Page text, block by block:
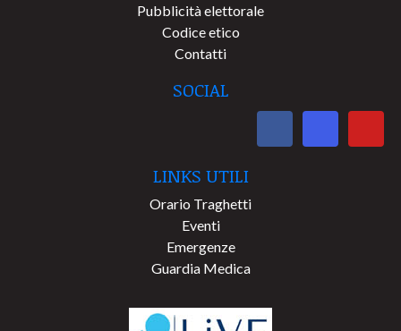
Pubblicità elettorale
Codice etico
Contatti
SOCIAL
LINKS UTILI
Orario Traghetti
Eventi
Emergenze
Guardia Medica